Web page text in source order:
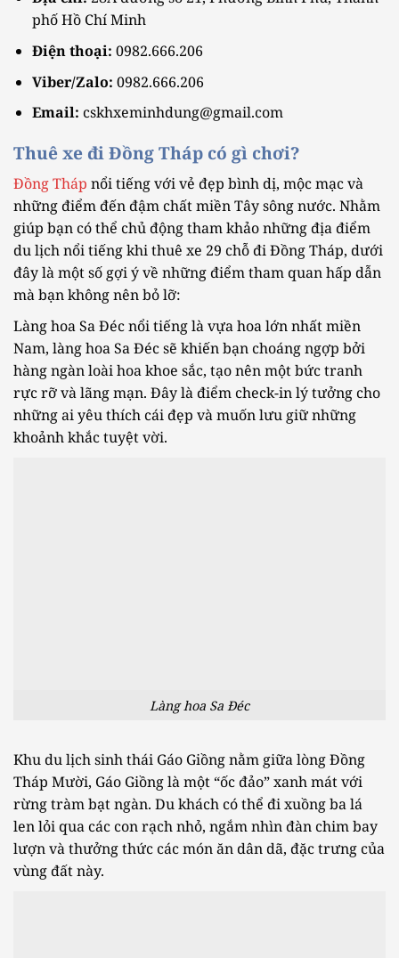
phố Hồ Chí Minh
Điện thoại: 0982.666.206
Viber/Zalo: 0982.666.206
Email: cskhxeminhdung@gmail.com
Thuê xe đi Đồng Tháp có gì chơi?
Đồng Tháp nổi tiếng với vẻ đẹp bình dị, mộc mạc và
những điểm đến đậm chất miền Tây sông nước. Nhằm
giúp bạn có thể chủ động tham khảo những địa điểm
du lịch nổi tiếng khi thuê xe 29 chỗ đi Đồng Tháp, dưới
đây là một số gợi ý về những điểm tham quan hấp dẫn
mà bạn không nên bỏ lỡ:
Làng hoa Sa Đéc nổi tiếng là vựa hoa lớn nhất miền
Nam, làng hoa Sa Đéc sẽ khiến bạn choáng ngợp bởi
hàng ngàn loài hoa khoe sắc, tạo nên một bức tranh
rực rỡ và lãng mạn. Đây là điểm check-in lý tưởng cho
những ai yêu thích cái đẹp và muốn lưu giữ những
khoảnh khắc tuyệt vời.
Làng hoa Sa Đéc
Khu du lịch sinh thái Gáo Giồng nằm giữa lòng Đồng
Tháp Mười, Gáo Giồng là một “ốc đảo” xanh mát với
rừng tràm bạt ngàn. Du khách có thể đi xuồng ba lá
len lỏi qua các con rạch nhỏ, ngắm nhìn đàn chim bay
lượn và thưởng thức các món ăn dân dã, đặc trưng của
vùng đất này.